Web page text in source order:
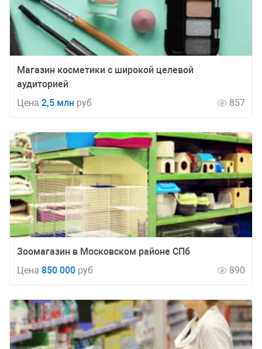
Магазин косметики с широкой целевой
аудиторией
Цена 2,5 млн руб 857
Зоомагазин в Московском районе СПб
Цена 850 000 руб 890